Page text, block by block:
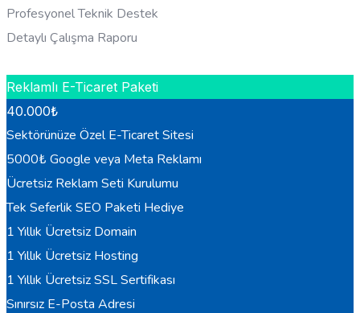
Profesyonel Teknik Destek
Detaylı Çalışma Raporu
Reklamlı E-Ticaret Paketi
40.000₺
Sektörünüze Özel E-Ticaret Sitesi
5000₺ Google veya Meta Reklamı
Ücretsiz Reklam Seti Kurulumu
Tek Seferlik SEO Paketi Hediye
1 Yıllık Ücretsiz Domain
1 Yıllık Ücretsiz Hosting
1 Yıllık Ücretsiz SSL Sertifikası
Sınırsız E-Posta Adresi